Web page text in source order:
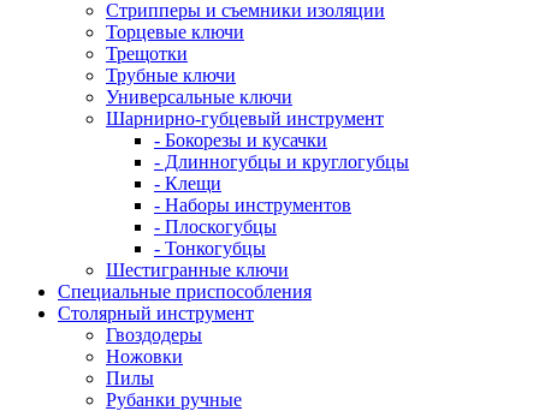
Стрипперы и съемники изоляции
Торцевые ключи
Трещотки
Трубные ключи
Универсальные ключи
Шарнирно-губцевый инструмент
- Бокорезы и кусачки
- Длинногубцы и круглогубцы
- Клещи
- Наборы инструментов
- Плоскогубцы
- Тонкогубцы
Шестигранные ключи
Специальные приспособления
Столярный инструмент
Гвоздодеры
Ножовки
Пилы
Рубанки ручные